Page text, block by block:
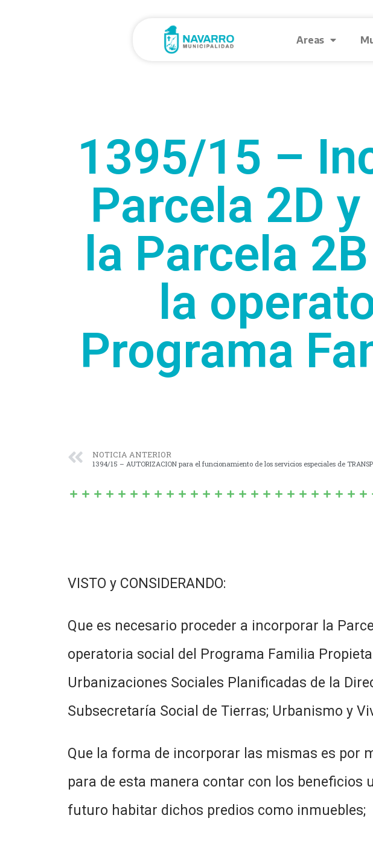
Areas
1395/15 –
Parcela 2D
la Parcela
la
Programa
NOTICIA ANTERIOR
VISTO y CONSIDERANDO:
Que es necesario proceder a incorporar la
operatoria social del Programa Familia
Urbanizaciones Sociales Planificadas de la
Subsecretaría Social de Tierras; Urbanismo y
Que la forma de incorporar las mismas es por
para de esta manera contar con los beneficios
futuro habitar dichos predios como inmuebles;